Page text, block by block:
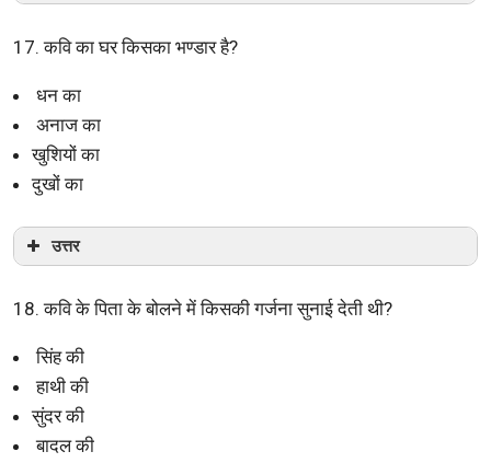
17. कवि का घर किसका भण्डार है?
धन का
अनाज का
खुशियों का
दुखों का
उत्तर
18. कवि के पिता के बोलने में किसकी गर्जना सुनाई देती थी?
सिंह की
हाथी की
सुंदर की
बादल की